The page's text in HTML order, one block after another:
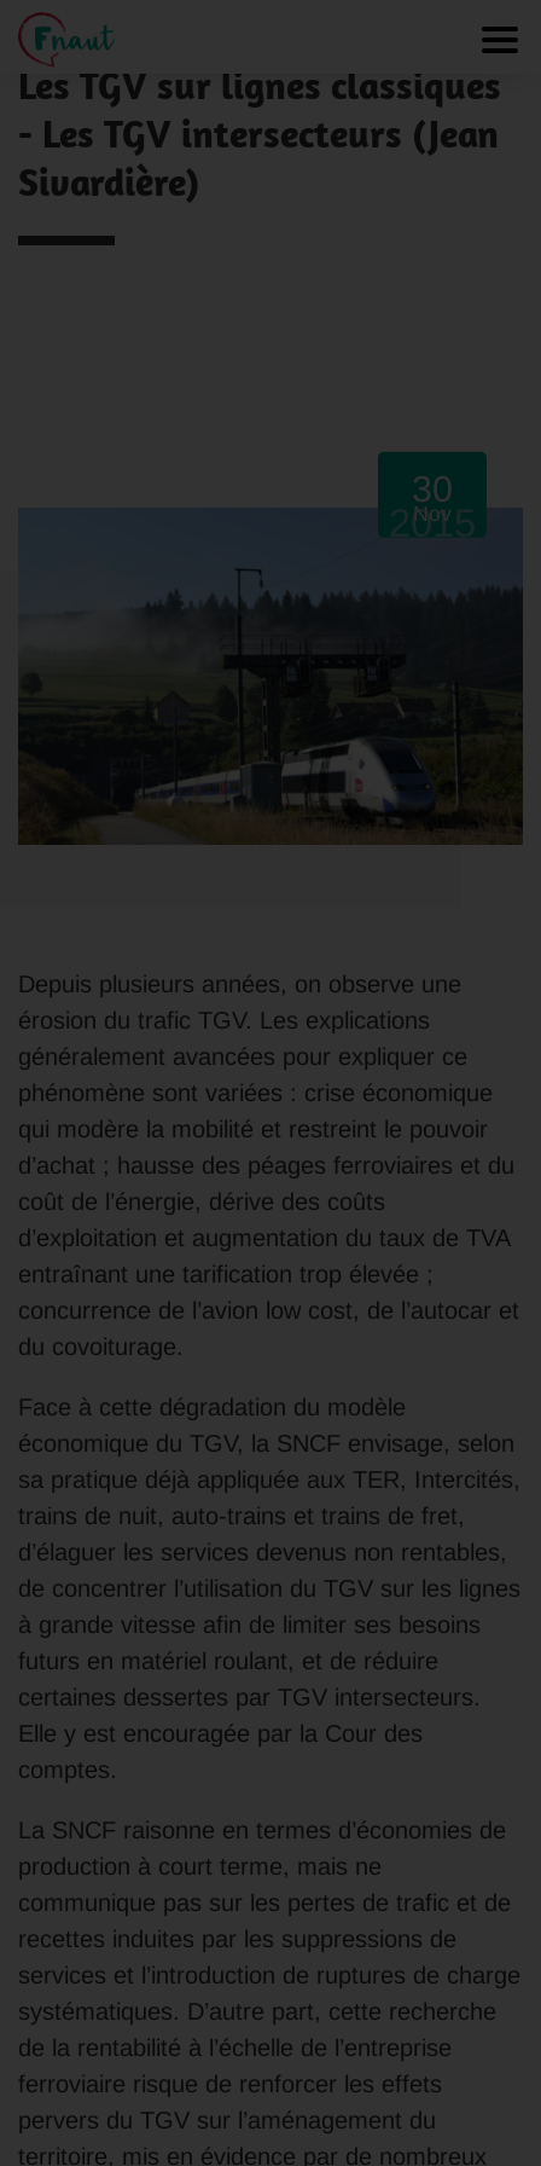
Panneau de gestion des cookies
NOS ACTUALITÉS
Les TGV sur lignes classiques
- Les TGV intersecteurs (Jean
Sivardière)
30
Nov
2015
Depuis plusieurs années, on observe une
érosion du trafic TGV. Les explications
généralement avancées pour expliquer ce
phénomène sont variées : crise économique
qui modère la mobilité et restreint le pouvoir
d’achat ; hausse des péages ferroviaires et du
coût de l’énergie, dérive des coûts
d’exploitation et augmentation du taux de TVA
entraînant une tarification trop élevée ;
concurrence de l’avion low cost, de l’autocar et
du covoiturage.
Face à cette dégradation du modèle
économique du TGV, la SNCF envisage, selon
sa pratique déjà appliquée aux TER, Intercités,
trains de nuit, auto-trains et trains de fret,
d’élaguer les services devenus non rentables,
de concentrer l’utilisation du TGV sur les lignes
à grande vitesse afin de limiter ses besoins
futurs en matériel roulant, et de réduire
certaines dessertes par TGV intersecteurs.
Elle y est encouragée par la Cour des
comptes.
La SNCF raisonne en termes d’économies de
production à court terme, mais ne
communique pas sur les pertes de trafic et de
recettes induites par les suppressions de
services et l’introduction de ruptures de charge
systématiques. D’autre part, cette recherche
de la rentabilité à l’échelle de l’entreprise
ferroviaire risque de renforcer les effets
pervers du TGV sur l’aménagement du
territoire, mis en évidence par de nombreux